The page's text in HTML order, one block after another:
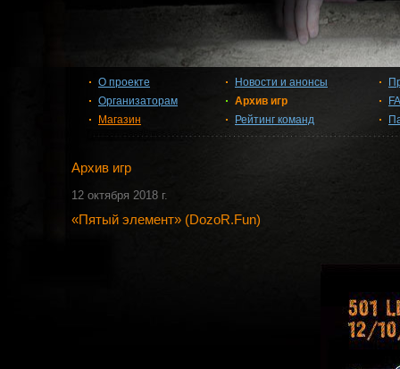
О проекте
Организаторам
Магазин
Новости и анонсы
Архив игр
Рейтинг команд
Архив игр
12 октября 2018 г.
«Пятый элемент» (DozoR.Fun)